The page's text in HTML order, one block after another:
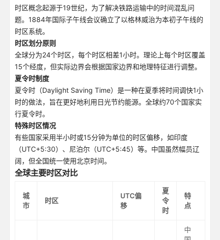
时区概念起源于19世纪，为了解决铁路运输中的时间混乱问
题。1884年国际子午线会议确立了以格林威治为本初子午线的
时区系统。
时区划分原则
全球分为24个时区，每个时区相差1小时。理论上每个时区覆盖
15个经度，但实际边界会根据国家边界和地理特征进行调整。
夏令时制度
夏令时（Daylight Saving Time）是一种在夏季将时间调快1小
时的做法，旨在更好地利用日光节约能源。全球约70个国家实
行夏令时。
特殊时区情况
有些国家采用半小时或15分钟为单位的时区偏移，如印度
（UTC+5:30）、尼泊尔（UTC+5:45）等。中国虽然幅员辽
阔，但全国统一使用北京时间。
全球主要时区对比
城
市
时区
UTC偏
移
夏
令
时
特
点
中